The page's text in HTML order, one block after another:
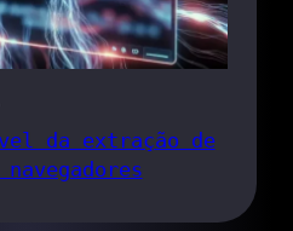
da extração de